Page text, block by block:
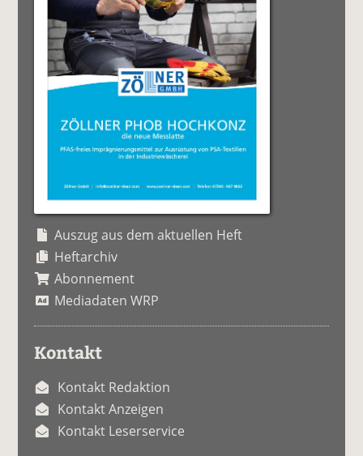
Auszug aus dem aktuellen Heft
Heftarchiv
Abonnement
Mediadaten WRP
Kontakt
Kontakt Redaktion
Kontakt Anzeigen
Kontakt Leserservice